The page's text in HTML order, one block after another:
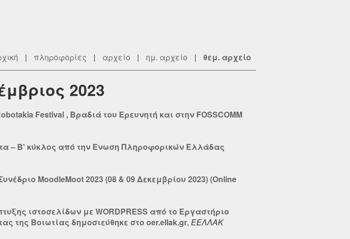
| πληροφορίες | αρχείο | ημ. αρχείο | θεμ. αρχείο
2023
Festival , Βραδιά του Ερευνητή και στην FOSSCOMM
– B' κύκλος από την Ένωση Πληροφορικών Ελλάδας
MoodleMoot 2023 (08 & 09 Δεκεμβρίου 2023) (Online
ιστοσελίδων με WORDPRESS από το Εργαστήριο
της Βοιωτίας δημοσιεύθηκε στο oer.ellak.gr, ΕΕΛΛΑΚ